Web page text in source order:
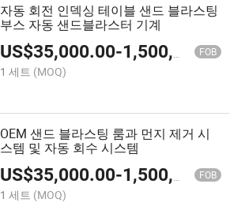
자동 회전 인덱싱 테이블 샌드 블라스팅
부스 자동 샌드블라스터 기계
US$35,000.00-1,500,000.00 FOB
1 세트 (MOQ)
OEM 샌드 블라스팅 룸과 먼지 제거 시
스템 및 자동 회수 시스템
US$35,000.00-1,500,000.00 FOB
1 세트 (MOQ)